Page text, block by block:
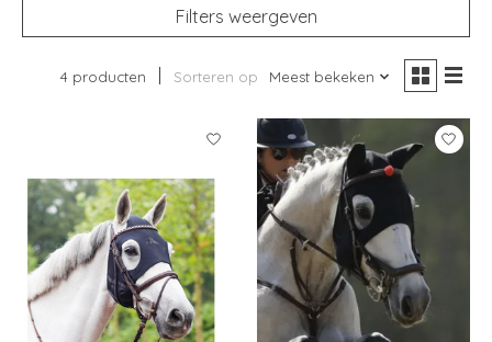
Filters weergeven
4 producten Sorteren op Meest bekeken